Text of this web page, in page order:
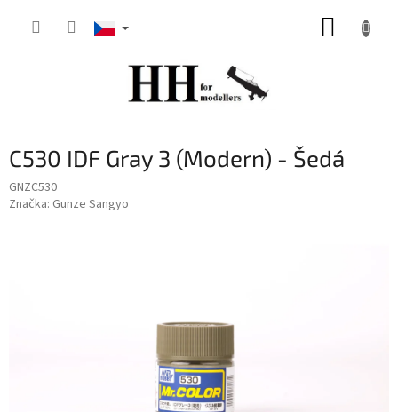
C530 IDF Gray 3 (Modern) - Šedá
GNZC530
Značka: Gunze Sangyo